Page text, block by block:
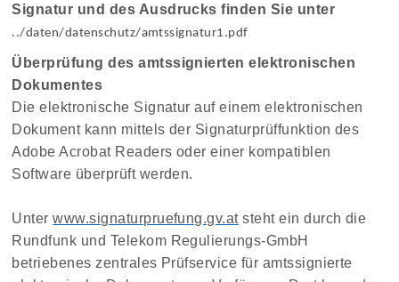
Signatur und des Ausdrucks finden Sie unter
../daten/datenschutz/amtssignatur1.pdf
Überprüfung des amtssignierten elektronischen
Dokumentes
Die elektronische Signatur auf einem elektronischen
Dokument kann mittels der Signaturprüffunktion des
Adobe Acrobat Readers oder einer kompatiblen
Software überprüft werden.
Unterwww.signaturpruefung.gv.atsteht ein durch die
Rundfunk und Telekom Regulierungs-GmbH
betriebenes zentrales Prüfservice für amtssignierte